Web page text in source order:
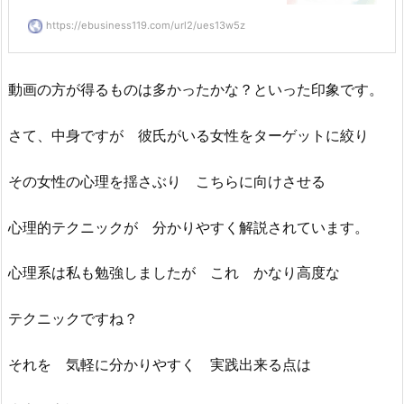
https://ebusiness119.com/url2/ues13w5z
動画の方が得るものは多かったかな？といった印象です。
さて、中身ですが 彼氏がいる女性をターゲットに絞り
その女性の心理を揺さぶり こちらに向けさせる
心理的テクニックが 分かりやすく解説されています。
心理系は私も勉強しましたが これ かなり高度な
テクニックですね？
それを 気軽に分かりやすく 実践出来る点は